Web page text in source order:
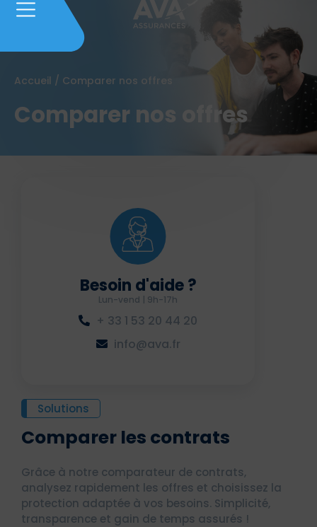
Accueil / Comparer nos offres
Comparer nos offres
Solutions
Comparer les contrats
Grâce à notre comparateur de contrats,
analysez rapidement les offres et choisissez la
protection adaptée à vos besoins. Simplicité,
transparence et gain de temps assurés !
Besoin d'aide ?
Lun-vend | 9h-17h
+ 33 1 53 20 44 20
info@ava.fr